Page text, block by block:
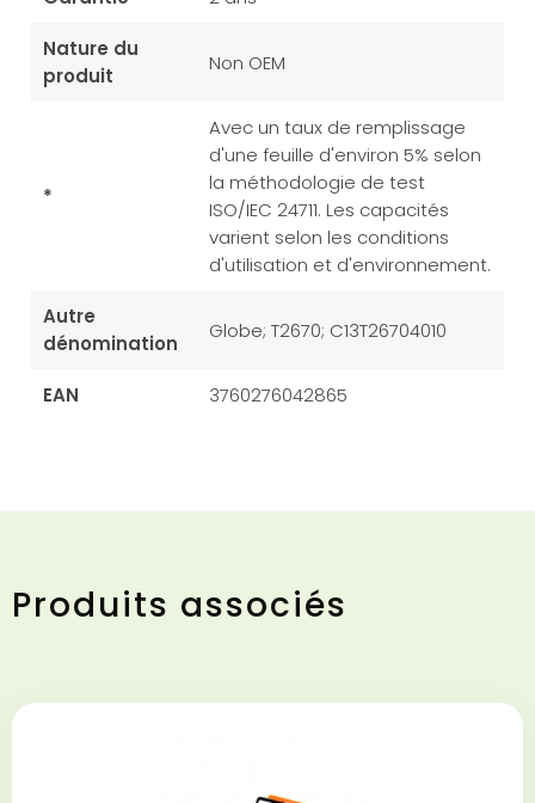
Nature du
produit
Non OEM
*
Avec un taux de remplissage
d'une feuille d'environ 5% selon
la méthodologie de test
ISO/IEC 24711. Les capacités
varient selon les conditions
d'utilisation et d'environnement.
Autre
dénomination
Globe; T2670; C13T26704010
EAN 3760276042865
Produits associés